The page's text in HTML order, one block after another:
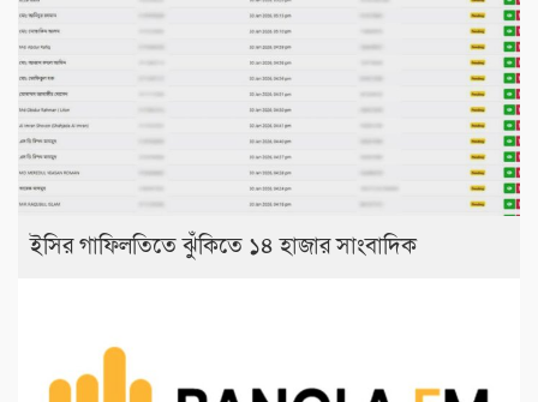
ইসির গাফিলতিতে ঝুঁকিতে ১৪ হাজার সাংবাদিক